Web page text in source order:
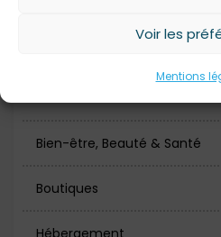
Voir les
Mentions
Bars
Bien-être, Beauté & Santé
Boutiques